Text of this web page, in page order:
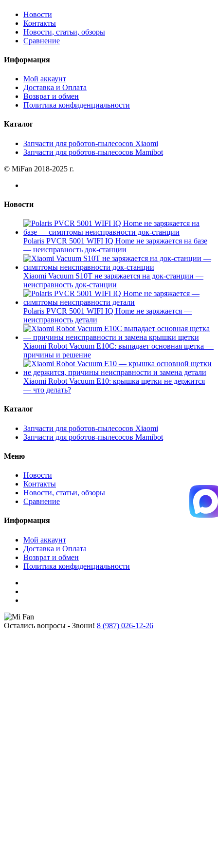
Новости
Контакты
Новости, статьи, обзоры
Сравнение
Информация
Мой аккаунт
Доставка и Оплата
Возврат и обмен
Политика конфиденциальности
Каталог
Запчасти для роботов-пылесосов Xiaomi
Запчасти для роботов-пылесосов Mamibot
© MiFan 2018-2025 г.
Новости
Polaris PVCR 5001 WIFI IQ Home не заряжается на базе
— неисправность док-станции
Xiaomi Vacuum S10T не заряжается на док-станции —
неисправность док-станции
Polaris PVCR 5001 WIFI IQ Home не заряжается —
неисправность детали
Xiaomi Robot Vacuum E10C: выпадает основная щетка —
причины и решение
Xiaomi Robot Vacuum E10: крышка щетки не держится
— что делать?
Каталог
Запчасти для роботов-пылесосов Xiaomi
Запчасти для роботов-пылесосов Mamibot
Меню
Новости
Контакты
Новости, статьи, обзоры
Сравнение
Информация
Мой аккаунт
Доставка и Оплата
Возврат и обмен
Политика конфиденциальности
Остались вопросы - Звони! 8 (987) 026-12-26